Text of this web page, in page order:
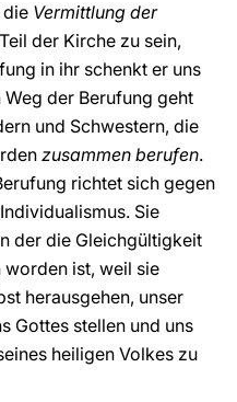
die Vermittlung der
der Kirche zu sein,
in ihr schenkt er uns
der Berufung geht
und Schwestern, die
zusammen berufen.
richtet sich gegen
Sie
der die Gleichgültigkeit
ist, weil sie
herausgehen, unser
Gottes stellen und uns
heiligen Volkes zu